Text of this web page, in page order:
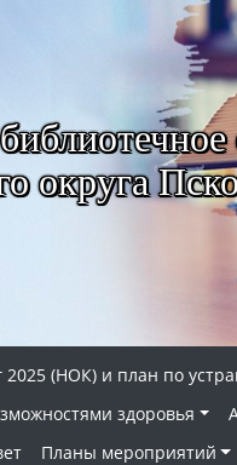
округа
2025 (НОК) и план по
здоровья
Планы мероприятий